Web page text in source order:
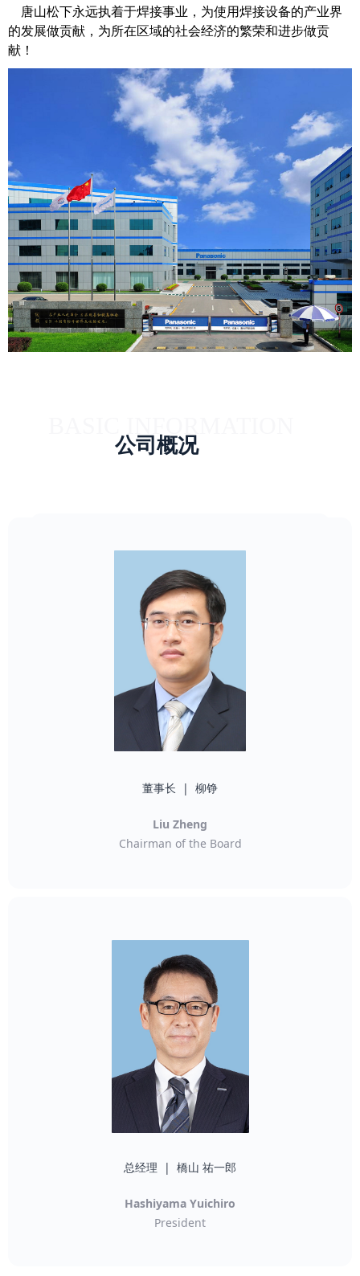
唐山松下永远执着于焊接事业，为使用焊接设备的产业界
的发展做贡献，为所在区域的社会经济的繁荣和进步做贡
献！
副董事长 | 大塚 隆史
Otsuka Takashi
Vice Chairman of the Board
董事长 | 柳铮
Liu Zheng
Chairman of the Board
总经理 | 橋山 祐一郎
Hashiyama Yuichiro
President
公司概况